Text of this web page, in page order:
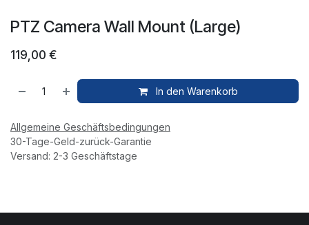
PTZ Camera Wall Mount (Large)
119,00 €
In den Warenkorb
Allgemeine Geschäftsbedingungen
30-Tage-Geld-zurück-Garantie
Versand: 2-3 Geschäftstage